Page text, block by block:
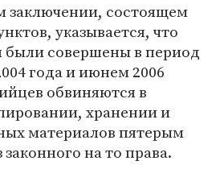
заключении, состоящем
указывается, что
совершены в период
года и июнем 2006
обвиняются в
хранении и
материалов пятерым
на то права.